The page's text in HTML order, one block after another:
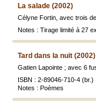
La salade (2002)
Célyne Fortin, avec trois
Notes : Tirage limité à 27
Tard dans la nuit (2002)
Gatien Lapointe ; avec 6
ISBN : 2-89046-710-4 (br.)
Notes : Poèmes